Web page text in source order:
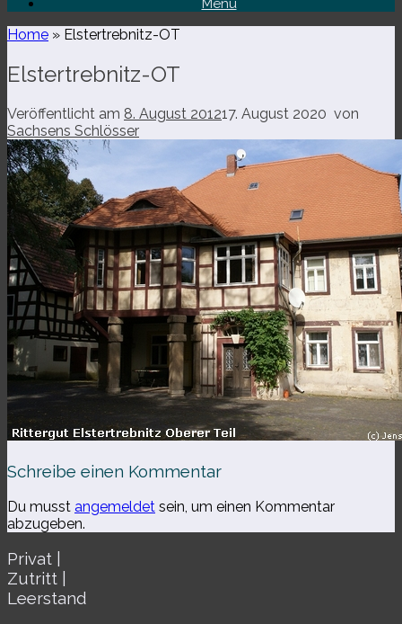
Menü
Home » Elstertrebnitz-​OT
Elstertrebnitz-​OT
Veröffentlicht am 8. August 201217. August 2020 von
Sachsens Schlösser
Schreibe einen Kommentar
Du musst angemeldet sein, um einen Kommentar
abzugeben.
Privat |
Zutritt |
Leerstand